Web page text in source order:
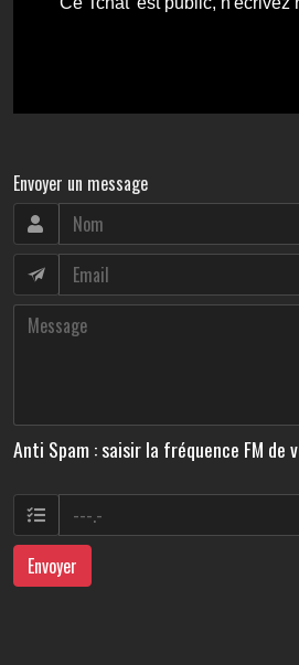
Envoyer un message
Anti Spam : saisir la fréquence FM de
Envoyer